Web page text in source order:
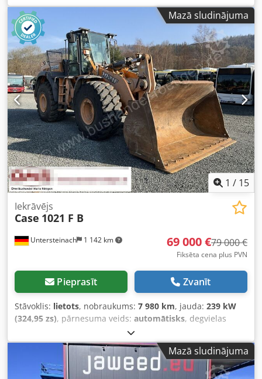
Aprīkojums:gaisa kondicionēšana, CASE CX330 Ražošanas
gads: 2006 Darba stundu skaits: 9139 st. Aizvērta kabīne
Gaisa kondicionieris Radio Centralizētā smēršanas sistēma
Standarta izbūves izbūme Izbūmes garums: 3,30 m Pilna
hidrauliskā sistēma (piemērota darbam ar āmuru, greiferi,
šķērēm) Ātrā maiņas sistēma OQ80 Crodpjzp Rm Rjfx Al Tof
1 x kauss – 800 mm plats 1 x greifers – darbojas,
nepieciešams remonts Ritošā daļa apmēram 70% labā
stāvoklī Pamatnes plāksnes 600 mm platas Isuzu motors ar
202 kW jaudu CE marķējums Transportēšanas izmēri: 10,8
x 3 x 3,40 m Darba svars: 35,5 tonnas.
Mazā sludinājuma
1 / 15
Untersteinach 1 142 km
Iekrāvējs
Case 1021 F B
69 000 €79 000 €
Fiksēta cena plus PVN
Pieprasīt Zvanīt
Stāvoklis: lietots, nobraukums: 7 980 km, jauda: 239 kW
(324,95 zs), pārnesuma veids: automātisks, degvielas
dzeltens
01/2013, Ražošanas gads:2013, Aprīkojums:gaisa
kondicionēšana
Mazā sludinājuma